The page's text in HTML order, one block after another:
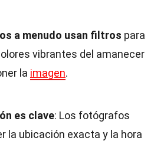
a menudo usan filtros para
vibrantes del amanecer
la imagen.
es clave: Los fotógrafos
la ubicación exacta y la hora